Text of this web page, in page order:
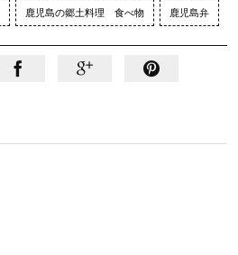
鹿児島の郷土料理 食べ物 鹿児島弁